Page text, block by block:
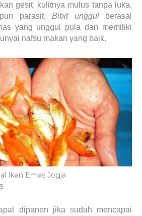
gesit, kulitnya mulus tanpa luka,
parasit. Bibit unggulberasal
yang unggul pula dan memiliki
nafsu makan yang baik.
Ikan Emas Jogja
dipanen jika sudah mencapai